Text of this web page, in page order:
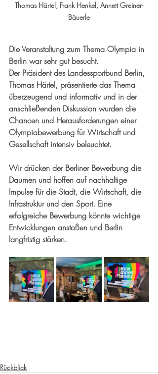
Thomas Härtel, Frank Henkel, Annett Greiner-
Bäuerle
Die Veranstaltung zum Thema Olympia in
Berlin war sehr gut besucht.
Der Präsident des Landessportbund Berlin,
Thomas Härtel, präsentierte das Thema
überzeugend und informativ und in der
anschließenden Diskussion wurden die
Chancen und Herausforderungen einer
Olympiabewerbung für Wirtschaft und
Gesellschaft intensiv beleuchtet.
Wir drücken der Berliner Bewerbung die
Daumen und hoffen auf nachhaltige
Impulse für die Stadt, die Wirtschaft, die
Infrastruktur und den Sport. Eine
erfolgreiche Bewerbung könnte wichtige
Entwicklungen anstoßen und Berlin
langfristig stärken.
Rückblick